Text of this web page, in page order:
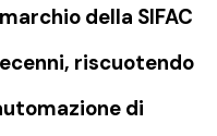
della SIFAC
riscuotendo
di